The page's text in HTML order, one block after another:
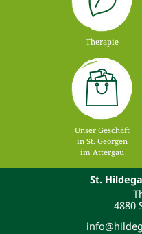
Therapie
Unser Geschäft
in St. Georgen
im Attergau
St.
4880